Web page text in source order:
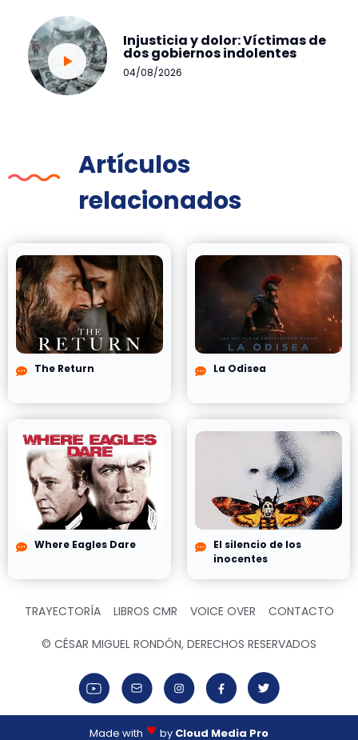
Injusticia y dolor: Víctimas de
dos gobiernos indolentes
04/08/2026
Artículos
relacionados
The Return La Odisea
Where Eagles Dare
El silencio de los
inocentes
TRAYECTORÍA LIBROS CMR VOICE OVER CONTACTO
© CÉSAR MIGUEL RONDÓN, DERECHOS RESERVADOS
Made with by Cloud Media Pro